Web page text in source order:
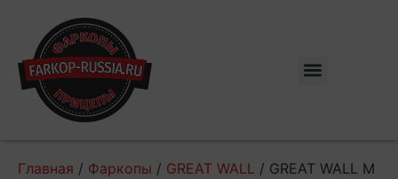
Главная / Фаркопы / GREAT WALL / GREAT WALL M